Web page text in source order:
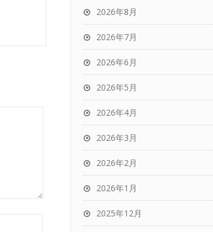
2026年8月
2026年7月
2026年6月
2026年5月
2026年4月
2026年3月
2026年2月
2026年1月
2025年12月